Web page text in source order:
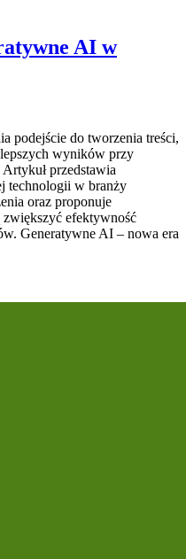
AI w
podejście do tworzenia treści,
wyników przy
przedstawia
technologii w branży
oraz proponuje
zwiększyć efektywność
Generatywne AI – nowa era